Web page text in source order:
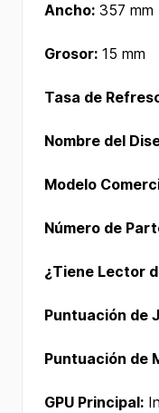
Ancho: 357 mm
Grosor: 15 mm
Tasa de
Nombre del
Modelo
Número de
¿Tiene Lector
Puntuación de
Puntuación de
GPU Principal: